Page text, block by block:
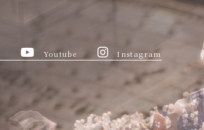
Youtube Instagram